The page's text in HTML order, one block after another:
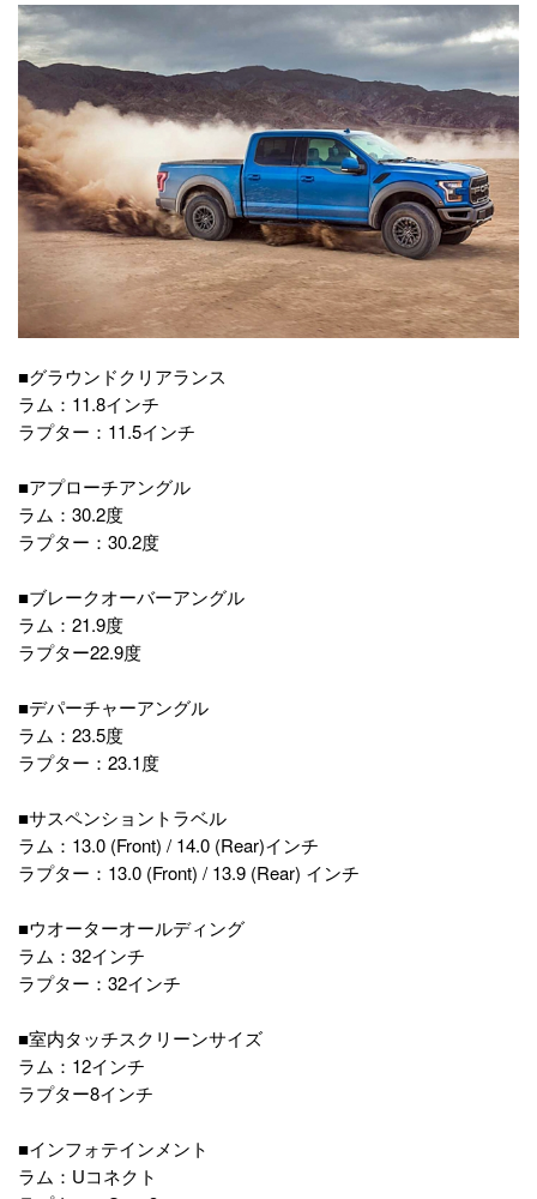
■グラウンドクリアランス
ラム：11.8インチ
ラプター：11.5インチ
■アプローチアングル
ラム：30.2度
ラプター：30.2度
■ブレークオーバーアングル
ラム：21.9度
ラプター22.9度
■デパーチャーアングル
ラム：23.5度
ラプター：23.1度
■サスペンショントラベル
ラム：13.0 (Front) / 14.0 (Rear)インチ
ラプター：13.0 (Front) / 13.9 (Rear) インチ
■ウオーターオールディング
ラム：32インチ
ラプター：32インチ
■室内タッチスクリーンサイズ
ラム：12インチ
ラプター8インチ
■インフォテインメント
ラム：Uコネクト